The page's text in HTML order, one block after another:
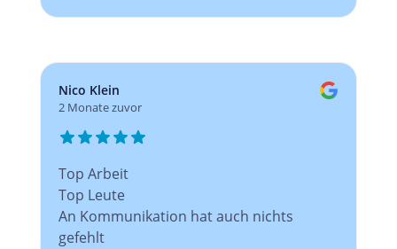
Nico Klein
2 Monate zuvor
Top Arbeit
Top Leute
An Kommunikation hat auch nichts
gefehlt